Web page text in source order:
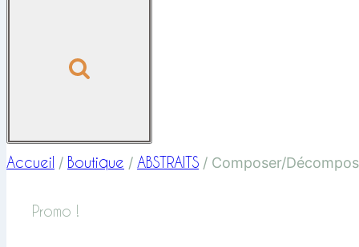
Accueil / Boutique / ABSTRAITS / Composer/
Promo !